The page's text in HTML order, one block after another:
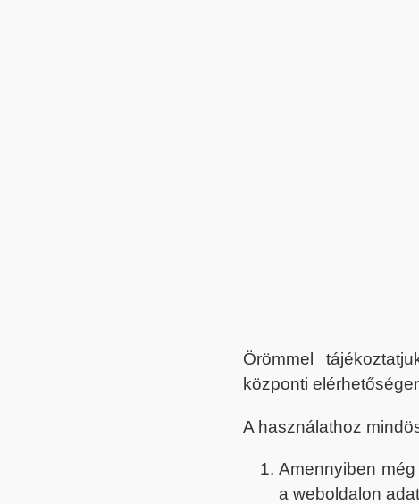
Örömmel
központi
A használathoz
Amennyiben
a weboldalon